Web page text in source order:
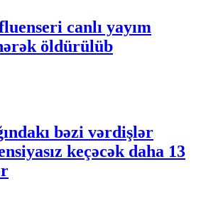
canlı yayım
öldürülüb
bəzi vərdişlər
keçəcək daha 13